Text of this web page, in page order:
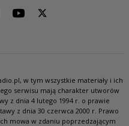
w tym wszystkie materiały i ich
serwisu mają charakter utworów
z dnia 4 lutego 1994 r. o prawie
z dnia 30 czerwca 2000 r. Prawo
mowa w zdaniu poprzedzającym